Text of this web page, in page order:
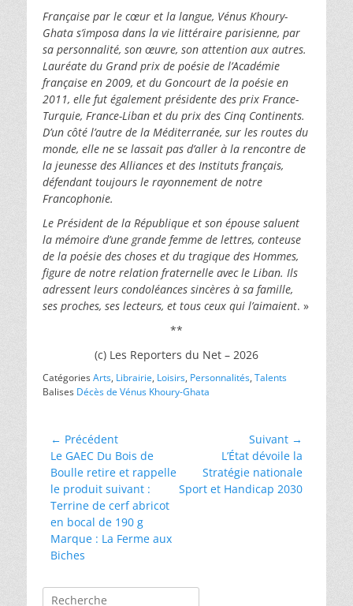
Française par le cœur et la langue, Vénus Khoury-
Ghata s’imposa dans la vie littéraire parisienne, par
sa personnalité, son œuvre, son attention aux autres.
Lauréate du Grand prix de poésie de l’Académie
française en 2009, et du Goncourt de la poésie en
2011, elle fut également présidente des prix France-
Turquie, France-Liban et du prix des Cinq Continents.
D’un côté l’autre de la Méditerranée, sur les routes du
monde, elle ne se lassait pas d’aller à la rencontre de
la jeunesse des Alliances et des Instituts français,
défendant toujours le rayonnement de notre
Francophonie.
Le Président de la République et son épouse saluent
la mémoire d’une grande femme de lettres, conteuse
de la poésie des choses et du tragique des Hommes,
figure de notre relation fraternelle avec le Liban. Ils
adressent leurs condoléances sincères à sa famille,
ses proches, ses lecteurs, et tous ceux qui l’aimaient. »
**
(c) Les Reporters du Net – 2026
CatégoriesArts, Librairie, Loisirs, Personnalités, Talents
Balises Décès de Vénus Khoury-Ghata
Navigation
de
l’article
← Précédent
Article
précédent :
Le GAEC Du Bois de
Boulle retire et rappelle
le produit suivant :
Terrine de cerf abricot
en bocal de 190 g
Marque : La Ferme aux
Biches
Suivant →
suivant :
L’État dévoile la
Stratégie nationale
Sport et Handicap 2030
Rechercher :